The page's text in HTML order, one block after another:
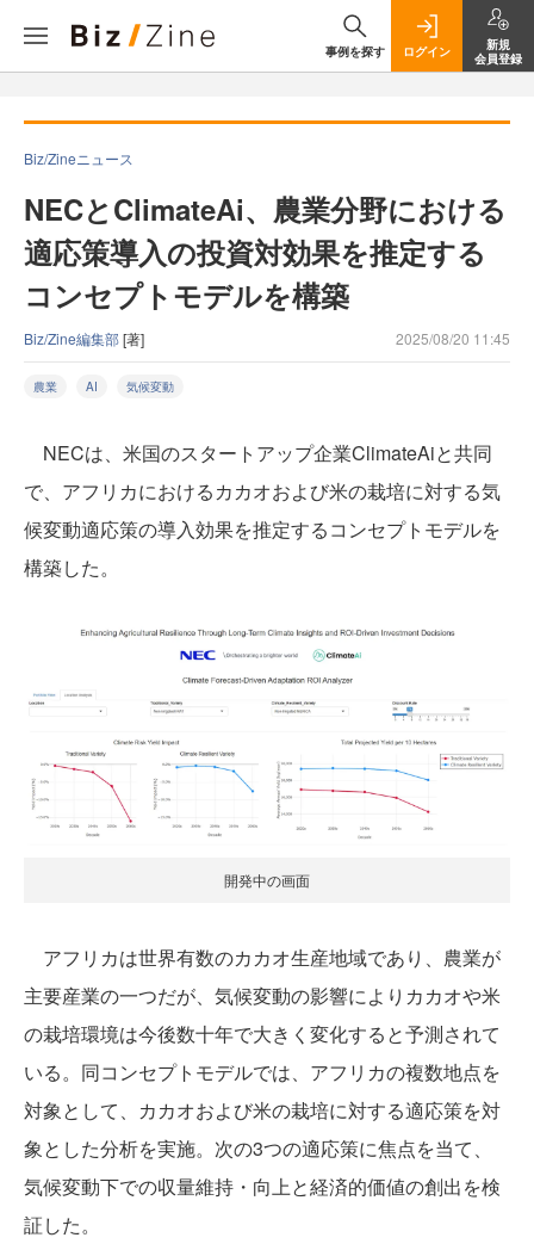
事例を探す ログイン
新規
会員登録
Biz/Zineニュース
NECとClimateAi、農業分野における
適応策導入の投資対効果を推定する
コンセプトモデルを構築
Biz/Zine編集部[著] 2025/08/20 11:45
農業 AI 気候変動
NECは、米国のスタートアップ企業ClimateAiと共同
で、アフリカにおけるカカオおよび米の栽培に対する気
候変動適応策の導入効果を推定するコンセプトモデルを
構築した。
開発中の画面
アフリカは世界有数のカカオ生産地域であり、農業が
主要産業の一つだが、気候変動の影響によりカカオや米
の栽培環境は今後数十年で大きく変化すると予測されて
いる。同コンセプトモデルでは、アフリカの複数地点を
対象として、カカオおよび米の栽培に対する適応策を対
象とした分析を実施。次の3つの適応策に焦点を当て、
気候変動下での収量維持・向上と経済的価値の創出を検
証した。